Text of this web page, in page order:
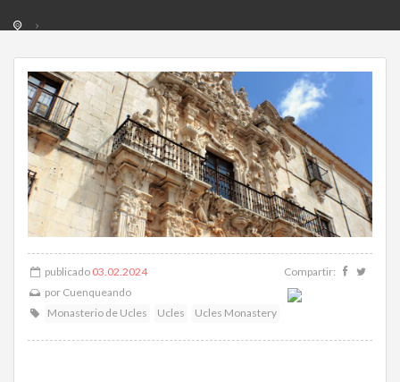
publicado 03.02.2024
por Cuenqueando
Monasterio de Ucles
Ucles Ucles Monastery
Compartir: